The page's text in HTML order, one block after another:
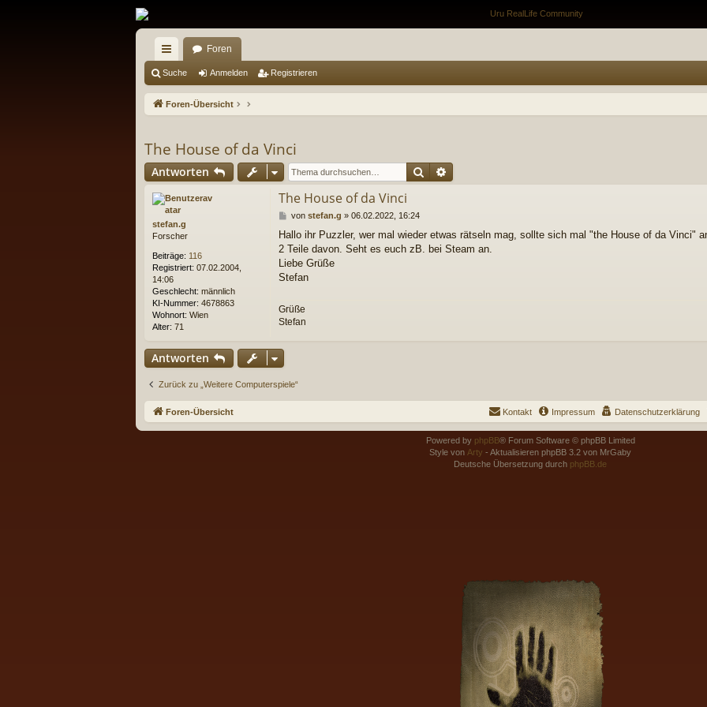
ch
ne
riff
Foren
Suche Anmelden Registrieren
Foren-Übersicht
The House of da Vinci
Antworten Suche
stefan.g
Forscher
Beiträge: 116
Registriert: 07.02.2004,
14:06
Geschlecht: männlich
KI-Nummer: 4678863
Wohnort: Wien
Alter: 71
The House of da Vinci
B
i
r
a
von stefan.g » 06.02.2022, 16:24
Hallo ihr Puzzler, wer mal wieder etwas rätseln mag, sollte sich mal "the House of da Vinci"
2 Teile davon. Seht es euch zB. bei Steam an.
Liebe Grüße
Stefan
Grüße
Stefan
Antworten
Zurück zu „Weitere Computerspiele“
Foren-Übersicht Datenschutzerklärung
Impressum
Kontakt
Powered by phpBB® Forum Software © phpBB Limited
Style von Arty - Aktualisieren phpBB 3.2 von MrGaby
Deutsche Übersetzung durch phpBB.de